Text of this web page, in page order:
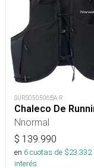
SURS050506BA-R
Chaleco De
Nnormal
$ 139.990
en 6cuotas de $23.332
interés